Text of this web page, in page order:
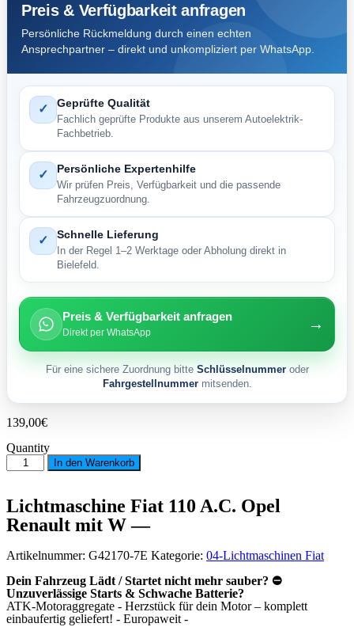
Preis & Verfügbarkeit anfragen
Persönliche Rückmeldung durch einen echten
Ansprechpartner – direkt und unkompliziert per WhatsApp.
✓ Geprüfte Qualität
Fachlich geprüfte Produkte aus unserem Autoelektrik-
Fachbetrieb.
✓ Persönliche Expertenhilfe
Wir prüfen Preis, Verfügbarkeit und die passende
Fahrzeugzuordnung.
✓ Schnelle Lieferung
In der Regel 1–2 Werktage oder Abholung direkt in
Bielefeld.
Preis & Verfügbarkeit anfragen
Direkt per WhatsApp →
Für eine sichere Zuordnung bitte Schlüsselnummeroder
Fahrgestellnummermitsenden.
139,00€
Quantity
Lichtmaschine
Fiat
A.C.
Opel
Renault
mit
W
-
-
Menge
In den Warenkorb
Lichtmaschine Fiat 110 A.C. Opel
Renault mit W —
Artikelnummer: G42170-7E Kategorie: 04-Lichtmaschinen Fiat
Dein Fahrzeug Lädt / Startet nicht mehr sauber? ⛔
Unzuverlässige Starts & Schwache Batterie?
ATK-Motoraggregate - Herzstück für dein Motor – komplett
einbaufertig geliefert! - Europaweit -